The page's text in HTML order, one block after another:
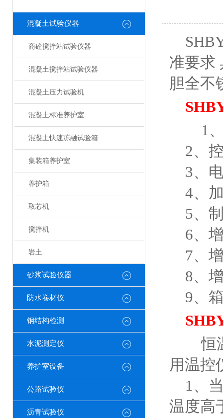
混凝土试验仪器
商砼搅拌站试验仪器
混凝土搅拌站试验仪器
混凝土压力试验机
混凝土标准养护室
混凝土快速冻融试验箱
集装箱养护室
养护箱
取芯机
搅拌机
岩土
砂浆试验仪器
防水卷材仪
钢结构检测
水泥测定仪
养护室设备
公路试验仪
沥青试验仪
准要求
胆全不
1、
2、
3、电
4、加
5、制
6、增
7、增
8、
9、箱
恒
用温控
1、当
温度高